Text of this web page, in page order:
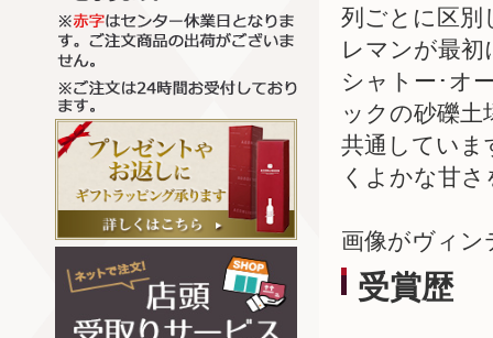
列ごとに区別
レマンが最
シャトー･オ
ックの砂礫
共通していま
くよかな甘
画像がヴィン
受賞歴